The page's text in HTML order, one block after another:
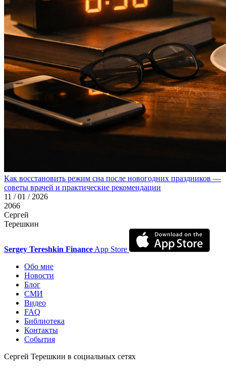
Как восстановить режим сна после новогодних праздников —
советы врачей и практические рекомендации
11 / 01 / 2026
2066
Сергей
Терешкин
Sergey Tereshkin Finance App Store
Обо мне
Новости
Блог
СМИ
Видео
FAQ
Библиотека
Контакты
События
Сергей Терешкин в социальных сетях